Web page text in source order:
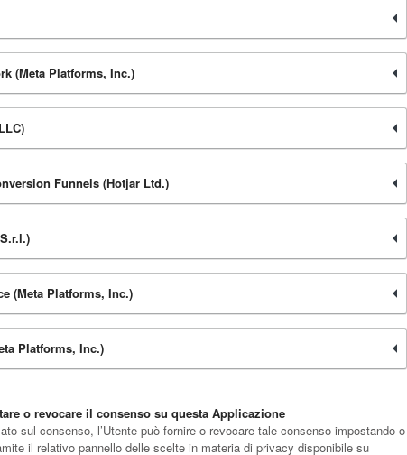
(Meta Platforms, Inc.)
Funnels (Hotjar Ltd.)
(Meta Platforms, Inc.)
Platforms, Inc.)
o revocare il consenso su questa Applicazione
sul consenso, l’Utente può fornire o revocare tale consenso impostando o
il relativo pannello delle scelte in materia di privacy disponibile su